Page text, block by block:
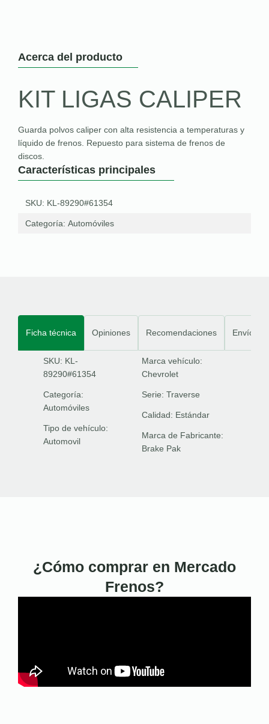
Acerca del producto
KIT LIGAS CALIPER
Guarda polvos caliper con alta resistencia a temperaturas y
líquido de frenos. Repuesto para sistema de frenos de
discos.
Características principales
SKU: KL-89290#61354
Categoría: Automóviles
Ficha técnica Opiniones Recomendaciones Envíos
SKU: KL-
89290#61354
Categoría:
Automóviles
Tipo de vehículo:
Automovil
Marca vehículo:
Chevrolet
Serie: Traverse
Calidad: Estándar
Marca de Fabricante:
Brake Pak
¿Cómo comprar en Mercado
Frenos?